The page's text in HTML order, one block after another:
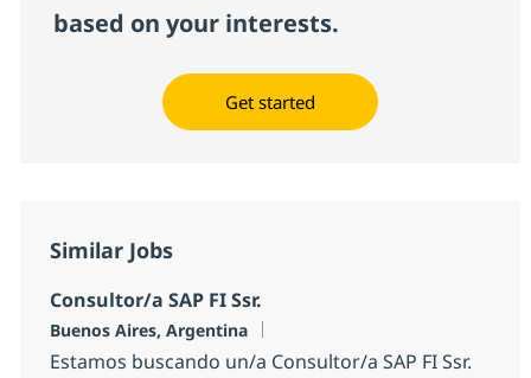
based on your interests.
Get started
Similar Jobs
Consultor/a SAP FI Ssr.
Location
Buenos Aires, Argentina
Estamos buscando un/a Consultor/a SAP FI Ssr.